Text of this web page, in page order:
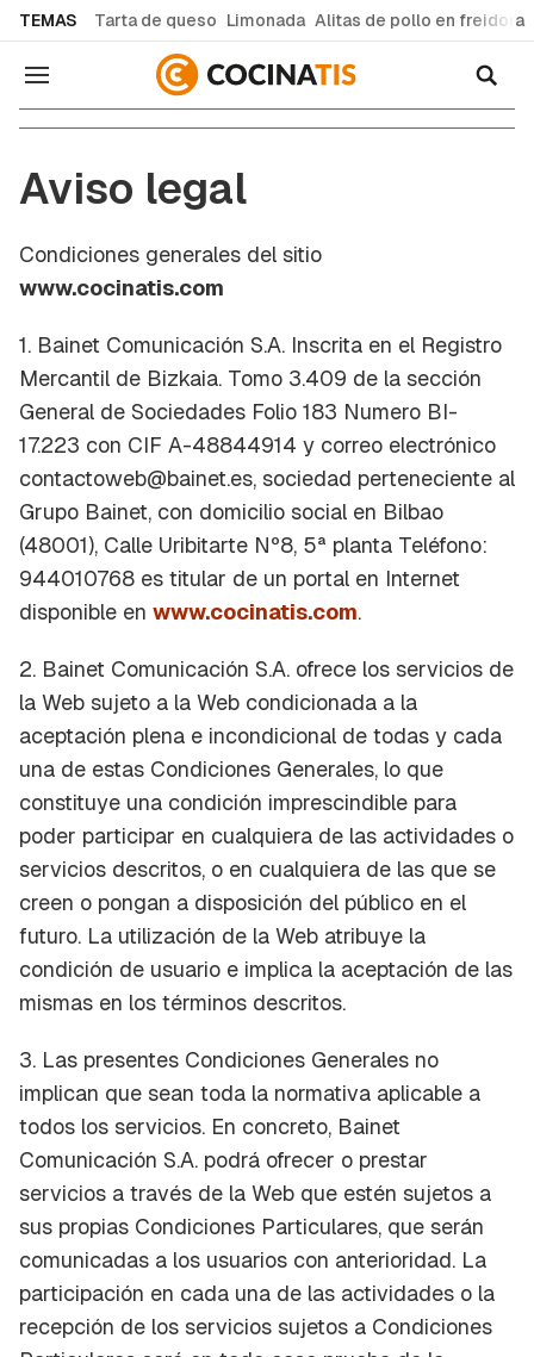
TEMAS Tarta de queso Limonada Alitas de pollo en freidora
Navegación Cocinatis
Aviso legal
Condiciones generales del sitio
www.cocinatis.com
1. Bainet Comunicación S.A. Inscrita en el Registro
Mercantil de Bizkaia. Tomo 3.409 de la sección
General de Sociedades Folio 183 Numero BI-
17.223 con CIF A-48844914 y correo electrónico
contactoweb@bainet.es, sociedad perteneciente al
Grupo Bainet, con domicilio social en Bilbao
(48001), Calle Uribitarte Nº8, 5ª planta Teléfono:
944010768 es titular de un portal en Internet
disponible en www.cocinatis.com.
2. Bainet Comunicación S.A. ofrece los servicios de
la Web sujeto a la Web condicionada a la
aceptación plena e incondicional de todas y cada
una de estas Condiciones Generales, lo que
constituye una condición imprescindible para
poder participar en cualquiera de las actividades o
servicios descritos, o en cualquiera de las que se
creen o pongan a disposición del público en el
futuro. La utilización de la Web atribuye la
condición de usuario e implica la aceptación de las
mismas en los términos descritos.
3. Las presentes Condiciones Generales no
implican que sean toda la normativa aplicable a
todos los servicios. En concreto, Bainet
Comunicación S.A. podrá ofrecer o prestar
servicios a través de la Web que estén sujetos a
sus propias Condiciones Particulares, que serán
comunicadas a los usuarios con anterioridad. La
participación en cada una de las actividades o la
recepción de los servicios sujetos a Condiciones